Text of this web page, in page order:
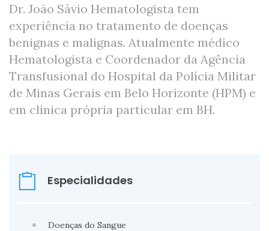
Dr. João Sávio Hematologista tem
experiência no tratamento de doenças
benignas e malignas. Atualmente médico
Hematologista e Coordenador da Agência
Transfusional do Hospital da Polícia Militar
de Minas Gerais em Belo Horizonte (HPM) e
em clínica própria particular em BH.
Especialidades
Doenças do Sangue